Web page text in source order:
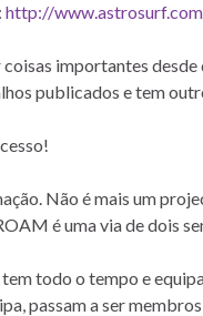
http://
importantes desde
publicados e tem
Não é mais um
é uma via de dois
todo o tempo e
passam a ser